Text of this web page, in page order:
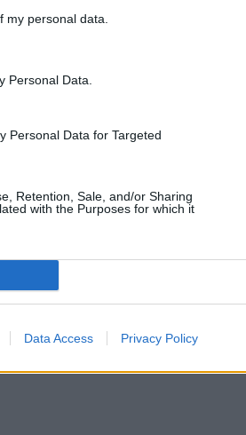
my personal data.
Personal Data.
Personal Data for Targeted
Retention, Sale, and/or Sharing
with the Purposes for which it
Data Access Privacy Policy